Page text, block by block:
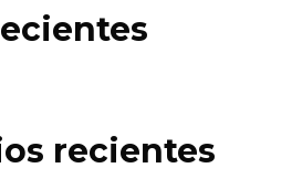
recientes